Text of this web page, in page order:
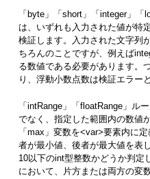
「byte」「short」「integer」
は、いずれも入力された値が特
検証します。入力された文字列
ちろんのことですが、例えば
る数値である必要があります。
り、浮動小数点数は検証エラー
「intRange」「floatRange」ル
でなく、指定した範囲内の数値
「max」変数を<var>要素内に
者が最小値、後者が最大値を表
10以下のint型整数かどうか判定
において、片方または両方の変